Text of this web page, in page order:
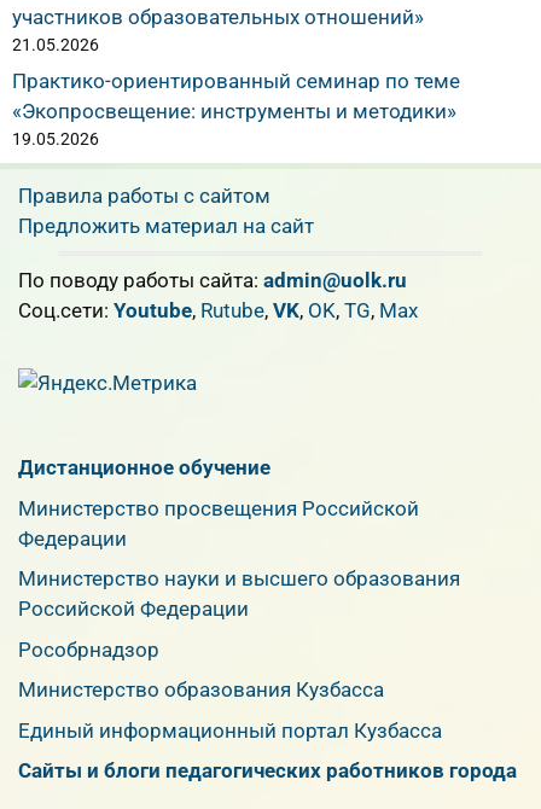
участников образовательных отношений»
21.05.2026
Практико-ориентированный семинар по теме
«Экопросвещение: инструменты и методики»
19.05.2026
Правила работы с сайтом
Предложить материал на сайт
По поводу работы сайта: admin@uolk.ru
Cоц.сети: Youtube, Rutube, VK, OK, TG, Max
Дистанционное обучение
Министерство просвещения Российской
Федерации
Министерство науки и высшего образования
Российской Федерации
Рособрнадзор
Министерство образования Кузбасса
Единый информационный портал Кузбасса
Сайты и блоги педагогических работников города